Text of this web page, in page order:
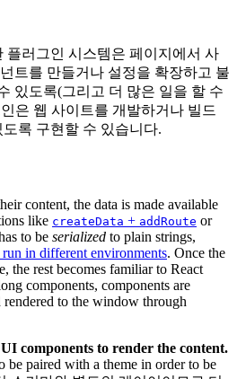
플러그인 시스템은 페이지에서 사
트를 만들거나 설정을 확장하고 불
있도록(그리고 더 많은 일을 할 수
은 웹 사이트를 개발하거나 빌드
록 구현할 수 있습니다.
content, the data is made available
like createData + addRoute or
to be serialized to plain strings,
in different environments. Once the
the rest becomes familiar to React
components, components are
to the window through
components to render the content.
be paired with a theme in order to be